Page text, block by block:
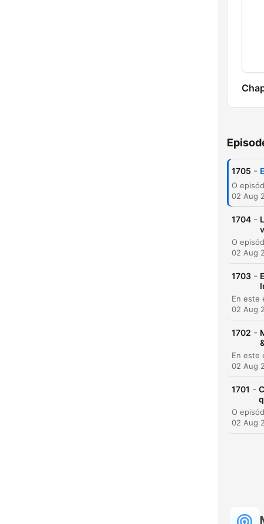
1705 -
02 Aug
1704 -
02 Aug
1703 -
02 Aug
1702 -
02 Aug
1701 -
02 Aug